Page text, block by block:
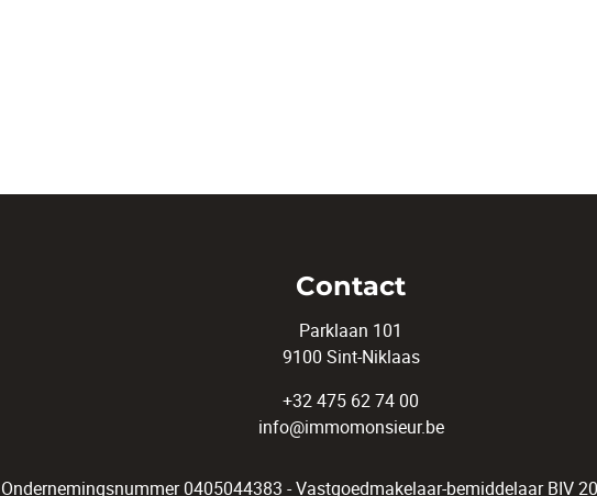
Contact
Parklaan 101
9100 Sint-Niklaas
+32 475 62 74 00
info@immomonsieur.be
Ondernemingsnummer 0405044383 - Vastgoedmakelaar-bemiddelaar BIV